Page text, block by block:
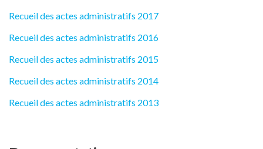
Recueil des actes administratifs 2017
Recueil des actes administratifs 2016
Recueil des actes administratifs 2015
Recueil des actes administratifs 2014
Recueil des actes administratifs 2013